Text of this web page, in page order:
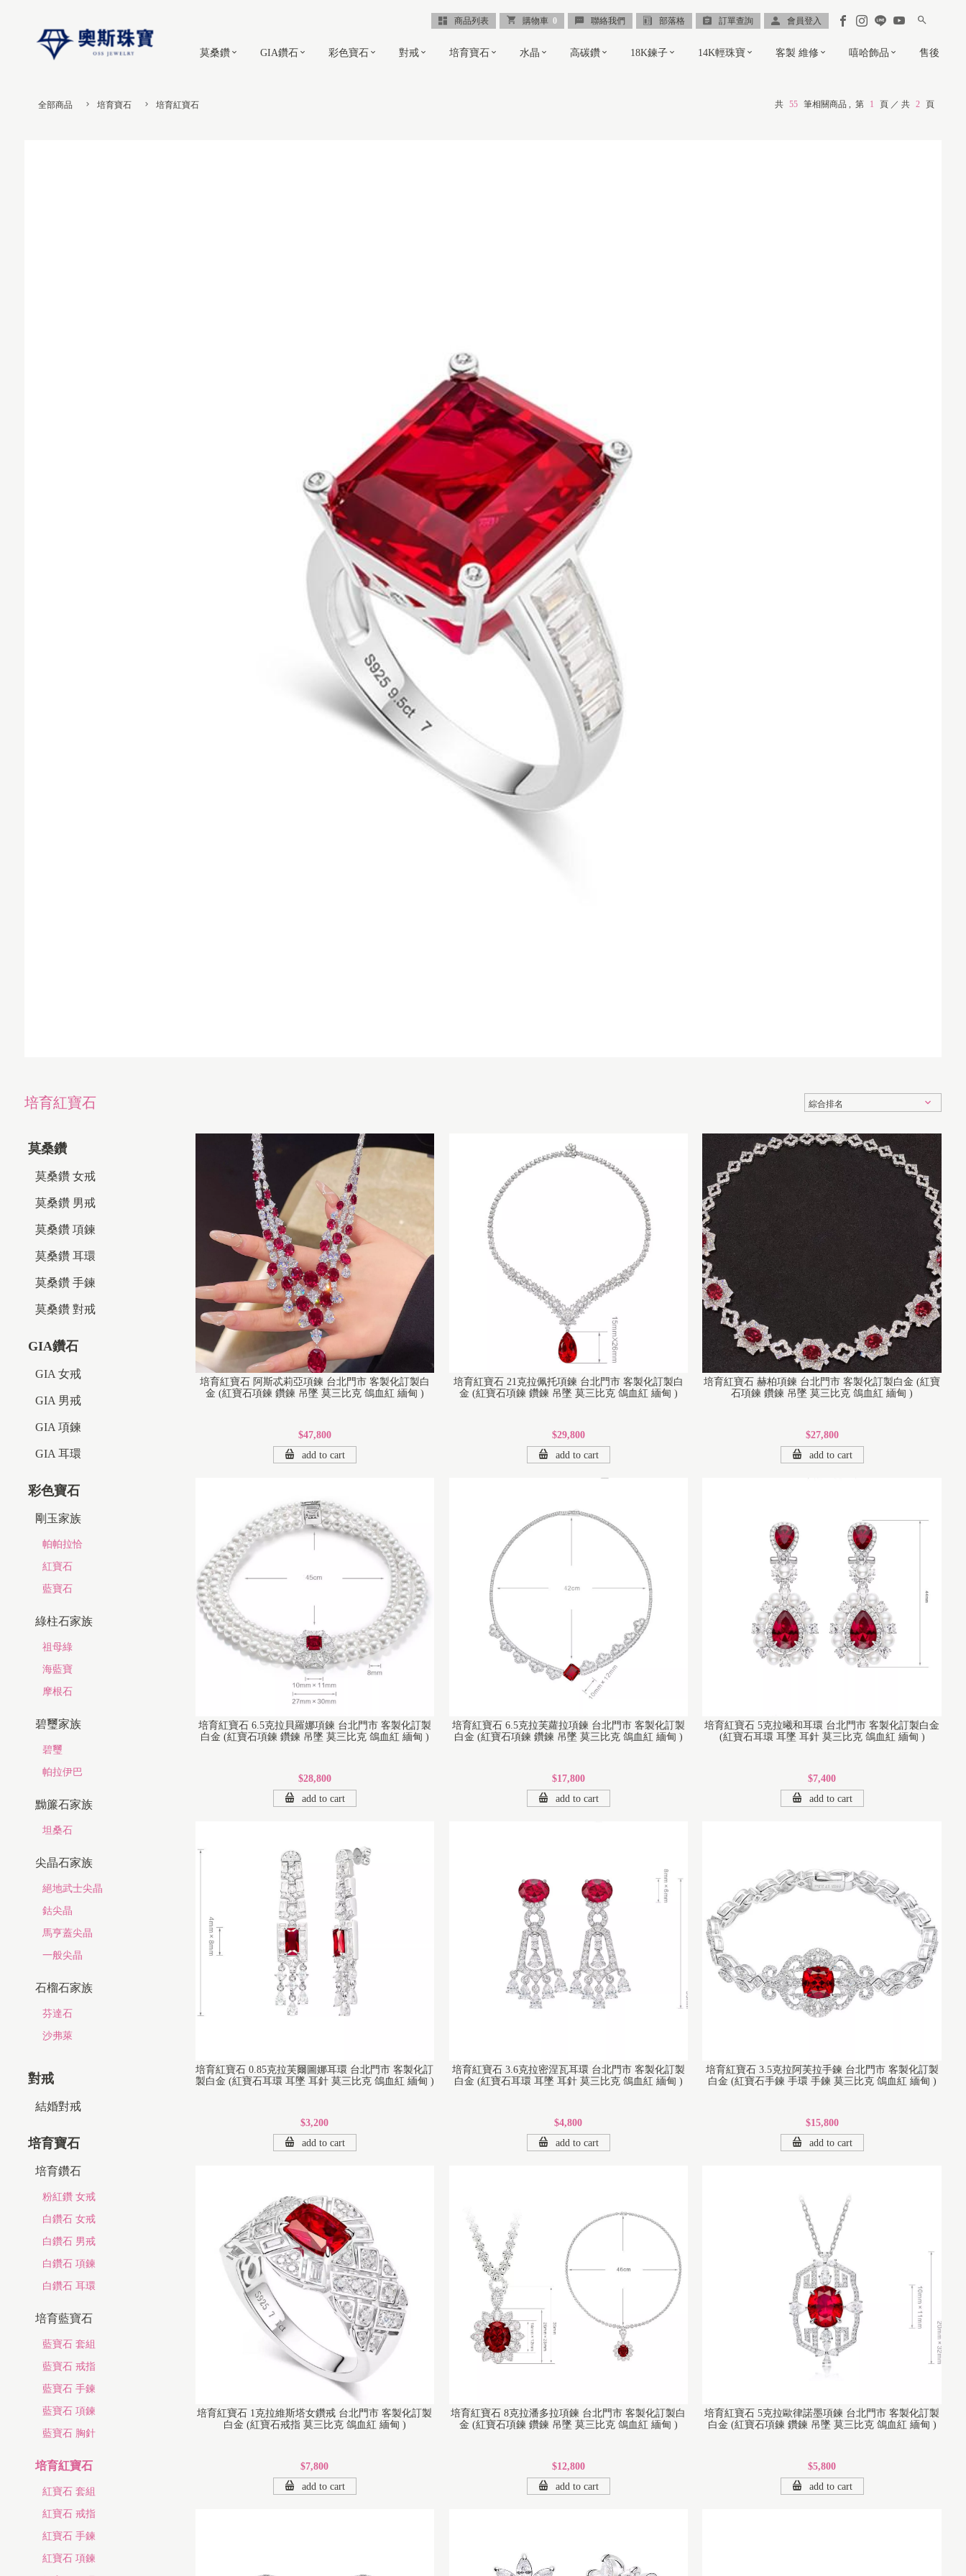
商品列表 購物車 0 聯絡我們 部落格 訂單查詢 會員登入
莫桑鑽 GIA鑽石 彩色寶石 對戒 培育寶石 水晶 高碳鑽 18K鍊子 14K輕珠寶 客製 維修 嘻哈飾品 售後
全部商品 培育寶石 培育紅寶石 共 55 筆相關商品 , 第 1 頁 ／ 共 2 頁
培育紅寶石
莫桑鑽
莫桑鑽 女戒
莫桑鑽 男戒
莫桑鑽 項鍊
莫桑鑽 耳環
莫桑鑽 手鍊
莫桑鑽 對戒
GIA鑽石
GIA 女戒
GIA 男戒
GIA 項鍊
GIA 耳環
彩色寶石
剛玉家族
帕帕拉恰
紅寶石
藍寶石
綠柱石家族
祖母綠
海藍寶
摩根石
碧璽家族
碧璽
帕拉伊巴
黝簾石家族
坦桑石
尖晶石家族
絕地武士尖晶
鈷尖晶
馬亨蓋尖晶
一般尖晶
石榴石家族
芬達石
沙弗萊
對戒
結婚對戒
培育寶石
培育鑽石
粉紅鑽 女戒
白鑽石 女戒
白鑽石 男戒
白鑽石 項鍊
白鑽石 耳環
培育藍寶石
藍寶石 套組
藍寶石 戒指
藍寶石 手鍊
藍寶石 項鍊
藍寶石 胸針
培育紅寶石
紅寶石 套組
紅寶石 戒指
紅寶石 手鍊
紅寶石 項鍊
培育紅寶石 阿斯忒莉亞項鍊 台北門市 客製化訂製白
金 (紅寶石項鍊 鑽鍊 吊墜 莫三比克 鴿血紅 緬甸 )
$47,800
add to cart
培育紅寶石 21克拉佩托項鍊 台北門市 客製化訂製白
金 (紅寶石項鍊 鑽鍊 吊墜 莫三比克 鴿血紅 緬甸 )
$29,800
add to cart
培育紅寶石 赫柏項鍊 台北門市 客製化訂製白金 (紅寶
石項鍊 鑽鍊 吊墜 莫三比克 鴿血紅 緬甸 )
$27,800
add to cart
培育紅寶石 6.5克拉貝羅娜項鍊 台北門市 客製化訂製
白金 (紅寶石項鍊 鑽鍊 吊墜 莫三比克 鴿血紅 緬甸 )
$28,800
add to cart
培育紅寶石 6.5克拉芙蘿拉項鍊 台北門市 客製化訂製
白金 (紅寶石項鍊 鑽鍊 吊墜 莫三比克 鴿血紅 緬甸 )
$17,800
add to cart
培育紅寶石 5克拉曦和耳環 台北門市 客製化訂製白金
(紅寶石耳環 耳墜 耳針 莫三比克 鴿血紅 緬甸 )
$7,400
add to cart
培育紅寶石 0.85克拉芙爾圖娜耳環 台北門市 客製化訂
製白金 (紅寶石耳環 耳墜 耳針 莫三比克 鴿血紅 緬甸 )
$3,200
add to cart
培育紅寶石 3.6克拉密涅瓦耳環 台北門市 客製化訂製
白金 (紅寶石耳環 耳墜 耳針 莫三比克 鴿血紅 緬甸 )
$4,800
add to cart
培育紅寶石 3.5克拉阿芙拉手鍊 台北門市 客製化訂製
白金 (紅寶石手鍊 手環 手鍊 莫三比克 鴿血紅 緬甸 )
$15,800
add to cart
培育紅寶石 1克拉維斯塔女鑽戒 台北門市 客製化訂製
白金 (紅寶石戒指 莫三比克 鴿血紅 緬甸 )
$7,800
add to cart
培育紅寶石 8克拉潘多拉項鍊 台北門市 客製化訂製白
金 (紅寶石項鍊 鑽鍊 吊墜 莫三比克 鴿血紅 緬甸 )
$12,800
add to cart
培育紅寶石 5克拉歐律諾墨項鍊 台北門市 客製化訂製
白金 (紅寶石項鍊 鑽鍊 吊墜 莫三比克 鴿血紅 緬甸 )
$5,800
add to cart